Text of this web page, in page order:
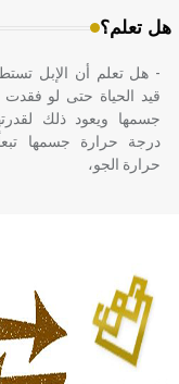
هل تعلم؟
- هل تعلم أن الإبل
جسمها ويعود ذلك
درجة حرارة جسمها
حرارة الجو،
أربعة مؤلفات هي: الحكم،
التغذية، ورسالته
ويعود له الفضل بأنه
الدين والفلسفة.